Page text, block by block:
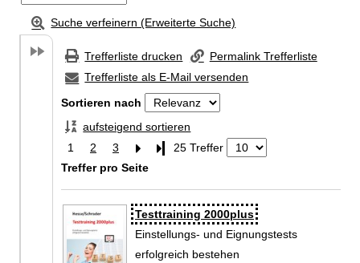
Suche verfeinern (Erweiterte Suche)
Trefferliste drucken
Permalink Trefferliste
Trefferliste als E-Mail versenden
Sortieren nach
aufsteigend sortieren
1
2 3 Letzte Seite
25 Treffer
Treffer pro Seite
Suchergebnis
Zu den Suchfiltern springen
Testtraining 2000plus
Einstellungs- und Eignungstests
erfolgreich bestehen